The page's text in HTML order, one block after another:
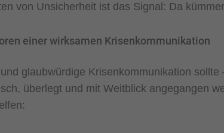
von Unsicherheit ist das Signal: Da
einer wirksamen Krisenkommunikation
glaubwürdige Krisenkommunikation
überlegt und mit Weitblick angegangen